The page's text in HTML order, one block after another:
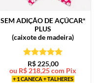
SEM ADIÇÃO DE AÇÚCAR*
PLUS
(caixote de madeira)
Avaliação5
de 5
R$225,00
ou R$ 218,25com Pix
+ 1 CANECA + TALHERES